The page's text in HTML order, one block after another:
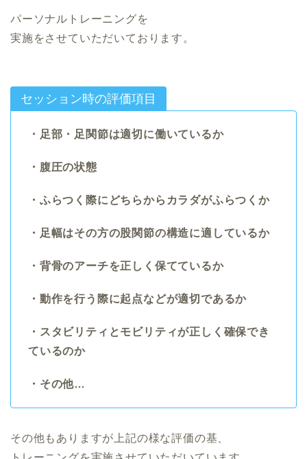
パーソナルトレーニングを
実施をさせていただいております。
セッション時の評価項目
・足部・足関節は適切に働いているか
・腹圧の状態
・ふらつく際にどちらからカラダがふらつくか
・足幅はその方の股関節の構造に適しているか
・背骨のアーチを正しく保てているか
・動作を行う際に起点などが適切であるか
・スタビリティとモビリティが正しく確保でき
ているのか
・その他…
その他もありますが上記の様な評価の基、